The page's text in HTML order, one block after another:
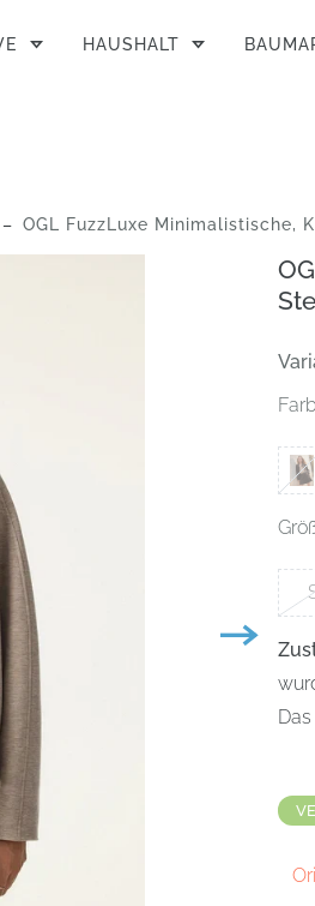
HAUSHALT
OGL FuzzLuxe Minimalistische, Kurz Geschnittene